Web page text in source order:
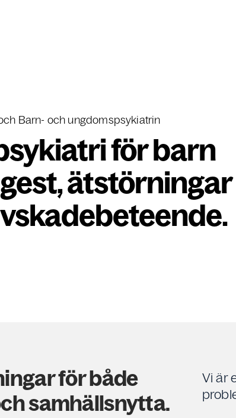
Barn- och ungdomspsykiatrin
för barn
ätstörningar
för både
samhällsnytta.
Vi är